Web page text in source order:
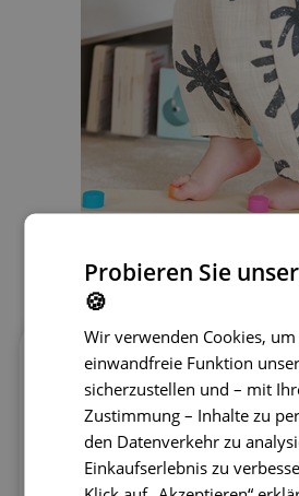
Sicheres und
Unsere Balancierbalken
hochwertigem Holz, das
Probieren Sie
🍪
Wir verwenden Cookies,
einwandfreie Funktion
sicherzustellen und – mit
Zustimmung – Inhalte zu
den Datenverkehr zu
Einkaufserlebnis zu